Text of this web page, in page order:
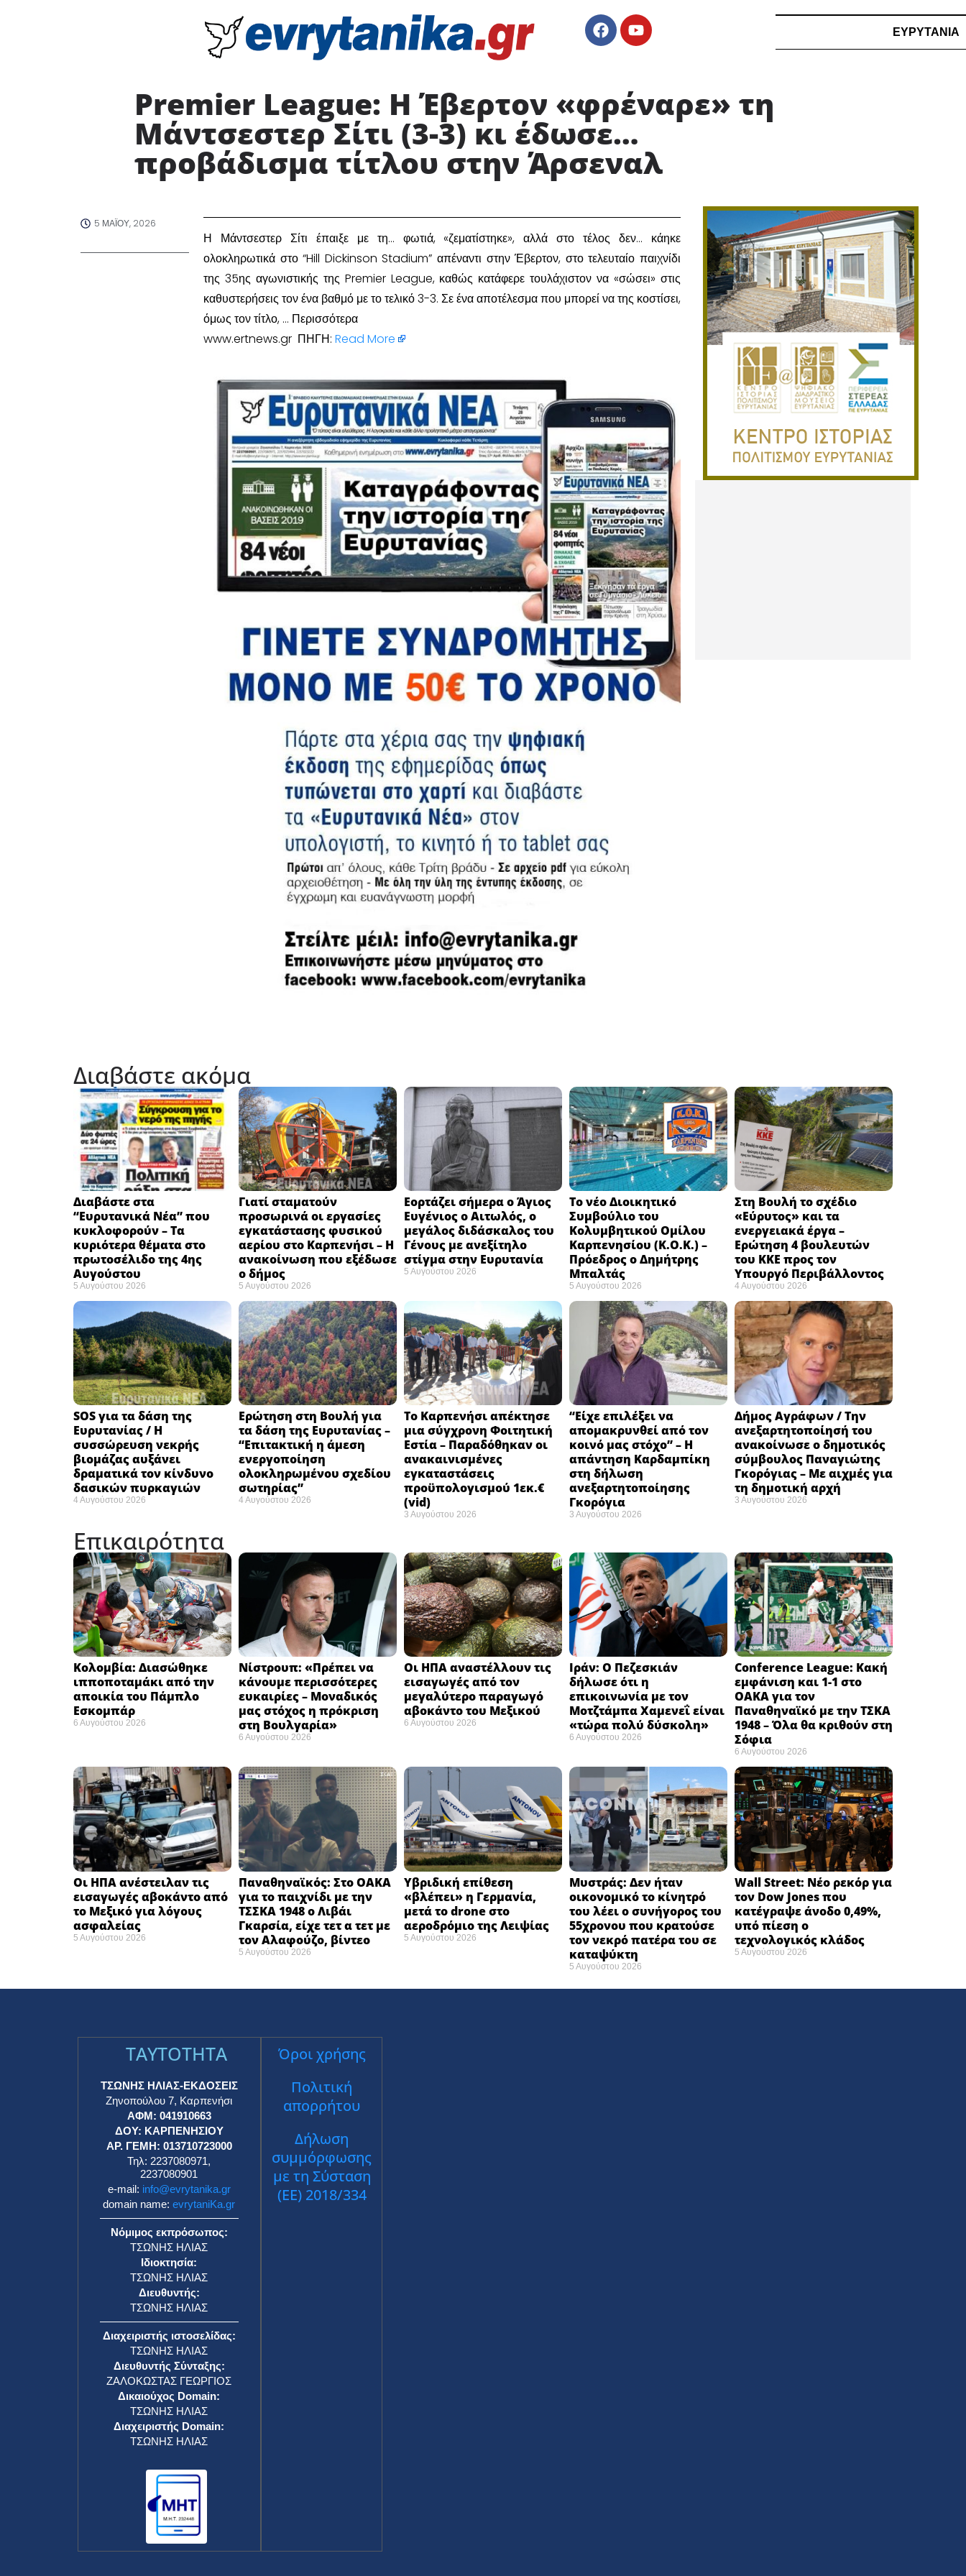
ΕΥΡΥΤΑΝΙΑ
Premier League: Η Έβερτον «φρέναρε» τη
Μάντσεστερ Σίτι (3-3) κι έδωσε…
προβάδισμα τίτλου στην Άρσεναλ ​
5 ΜΑΪ́ΟΥ, 2026
​Η Μάντσεστερ Σίτι έπαιξε με τη… φωτιά, «ζεματίστηκε», αλλά στο τέλος δεν… κάηκε
ολοκληρωτικά στο “Hill Dickinson Stadium” απέναντι στην Έβερτον, στο τελευταίο παιχνίδι
της 35ης αγωνιστικής της Premier League, καθώς κατάφερε τουλάχιστον να «σώσει» στις
καθυστερήσεις τον ένα βαθμό με το τελικό 3-3. Σε ένα αποτέλεσμα που μπορεί να της κοστίσει,
όμως τον τίτλο, … Περισσότερα
www.ertnews.gr ΠΗΓΗ: Read More
Διαβάστε ακόμα
Διαβάστε στα
“Ευρυτανικά Νέα” που
κυκλοφορούν – Τα
κυριότερα θέματα στο
πρωτοσέλιδο της 4ης
Αυγούστου
5 Αυγούστου 2026
Γιατί σταματούν
προσωρινά οι εργασίες
εγκατάστασης φυσικού
αερίου στο Καρπενήσι – Η
ανακοίνωση που εξέδωσε
ο δήμος
5 Αυγούστου 2026
Εορτάζει σήμερα ο Άγιος
Ευγένιος ο Αιτωλός, ο
μεγάλος διδάσκαλος του
Γένους με ανεξίτηλο
στίγμα στην Ευρυτανία
5 Αυγούστου 2026
Το νέο Διοικητικό
Συμβούλιο του
Κολυμβητικού Ομίλου
Καρπενησίου (Κ.Ο.Κ.) –
Πρόεδρος ο Δημήτρης
Μπαλτάς
5 Αυγούστου 2026
Στη Βουλή το σχέδιο
«Εύρυτος» και τα
ενεργειακά έργα –
Ερώτηση 4 βουλευτών
του ΚΚΕ προς τον
Υπουργό Περιβάλλοντος
4 Αυγούστου 2026
SOS για τα δάση της
Ευρυτανίας / Η
συσσώρευση νεκρής
βιομάζας αυξάνει
δραματικά τον κίνδυνο
δασικών πυρκαγιών
4 Αυγούστου 2026
Ερώτηση στη Βουλή για
τα δάση της Ευρυτανίας –
“Eπιτακτική η άμεση
ενεργοποίηση
ολοκληρωμένου σχεδίου
σωτηρίας”
4 Αυγούστου 2026
Το Καρπενήσι απέκτησε
μια σύγχρονη Φοιτητική
Εστία – Παραδόθηκαν οι
ανακαινισμένες
εγκαταστάσεις
προϋπολογισμού 1εκ.€
(vid)
3 Αυγούστου 2026
“Είχε επιλέξει να
απομακρυνθεί από τον
κοινό μας στόχο” – Η
απάντηση Καρδαμπίκη
στη δήλωση
ανεξαρτητοποίησης
Γκορόγια
3 Αυγούστου 2026
Δήμος Αγράφων / Την
ανεξαρτητοποίησή του
ανακοίνωσε ο δημοτικός
σύμβουλος Παναγιώτης
Γκορόγιας – Με αιχμές για
τη δημοτική αρχή
3 Αυγούστου 2026
Επικαιρότητα
Κολομβία: Διασώθηκε
ιπποποταμάκι από την
αποικία του Πάμπλο
Εσκομπάρ ​
6 Αυγούστου 2026
Νίστρουπ: «Πρέπει να
κάνουμε περισσότερες
ευκαιρίες – Μοναδικός
μας στόχος η πρόκριση
στη Βουλγαρία» ​
6 Αυγούστου 2026
Οι ΗΠΑ αναστέλλουν τις
εισαγωγές από τον
μεγαλύτερο παραγωγό
αβοκάντο του Μεξικού ​
6 Αυγούστου 2026
Ιράν: Ο Πεζεσκιάν
δήλωσε ότι η
επικοινωνία με τον
Μοτζτάμπα Χαμενεΐ είναι
«τώρα πολύ δύσκολη» ​
6 Αυγούστου 2026
Conference League: Κακή
εμφάνιση και 1-1 στο
ΟΑΚΑ για τον
Παναθηναϊκό με την ΤΣΚΑ
1948 – Όλα θα κριθούν στη
Σόφια ​
6 Αυγούστου 2026
Οι ΗΠΑ ανέστειλαν τις
εισαγωγές αβοκάντο από
το Μεξικό για λόγους
ασφαλείας
5 Αυγούστου 2026
Παναθηναϊκός: Στο ΟΑΚΑ
για το παιχνίδι με την
ΤΣΣΚΑ 1948 ο Λιβάι
Γκαρσία, είχε τετ α τετ με
τον Αλαφούζο, βίντεο
5 Αυγούστου 2026
Υβριδική επίθεση
«βλέπει» η Γερμανία,
μετά το drone στο
αεροδρόμιο της Λειψίας
5 Αυγούστου 2026
Μυστράς: Δεν ήταν
οικονομικό το κίνητρό
του λέει ο συνήγορος του
55χρονου που κρατούσε
τον νεκρό πατέρα του σε
καταψύκτη
5 Αυγούστου 2026
Wall Street: Νέο ρεκόρ για
τον Dow Jones που
κατέγραψε άνοδο 0,49%,
υπό πίεση ο
τεχνολογικός κλάδος
5 Αυγούστου 2026
TAYTOTHTA
ΤΣΩΝΗΣ ΗΛΙΑΣ-ΕΚΔΟΣΕΙΣ
Ζηνοπούλου 7, Καρπενήσι
ΑΦΜ: 041910663
ΔΟΥ: ΚΑΡΠΕΝΗΣΙΟΥ
ΑΡ. ΓΕΜΗ: 013710723000
Τηλ: 2237080971,
2237080901
e-mail: info@evrytanika.gr
domain name:evrytaniKa.gr
Νόμιμος εκπρόσωπος:
ΤΣΩΝΗΣ ΗΛΙΑΣ
Ιδιοκτησία:
ΤΣΩΝΗΣ ΗΛΙΑΣ
Διευθυντής:
ΤΣΩΝΗΣ ΗΛΙΑΣ
Διαχειριστής ιστοσελίδας:
ΤΣΩΝΗΣ ΗΛΙΑΣ
Διευθυντής Σύνταξης:
ΖΑΛΟΚΩΣΤΑΣ ΓΕΩΡΓΙΟΣ
Δικαιούχος Domain:
ΤΣΩΝΗΣ ΗΛΙΑΣ
Διαχειριστής Domain:
ΤΣΩΝΗΣ ΗΛΙΑΣ
Όροι χρήσης
Πολιτική
απορρήτου
Δήλωση
συμμόρφωσης
με τη Σύσταση
(ΕΕ) 2018/334